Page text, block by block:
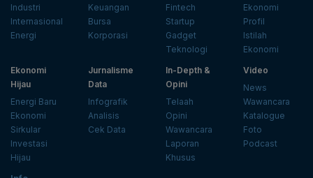
Industri
Internasional
Energi
Keuangan
Bursa
Korporasi
Fintech
Startup
Gadget
Teknologi
Ekonomi
Profil
Istilah
Ekonomi
Ekonomi
Hijau
Energi Baru
Ekonomi
Sirkular
Investasi
Hijau
Jurnalisme
Data
Infografik
Analisis
Cek Data
In-Depth &
Opini
Telaah
Opini
Wawancara
Laporan
Khusus
Video
News
Wawancara
Katalogue
Foto
Podcast